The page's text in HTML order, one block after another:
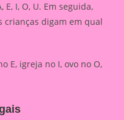
I, O, U. Em seguida,
crianças digam em qual
E, igreja no I, ovo no O,